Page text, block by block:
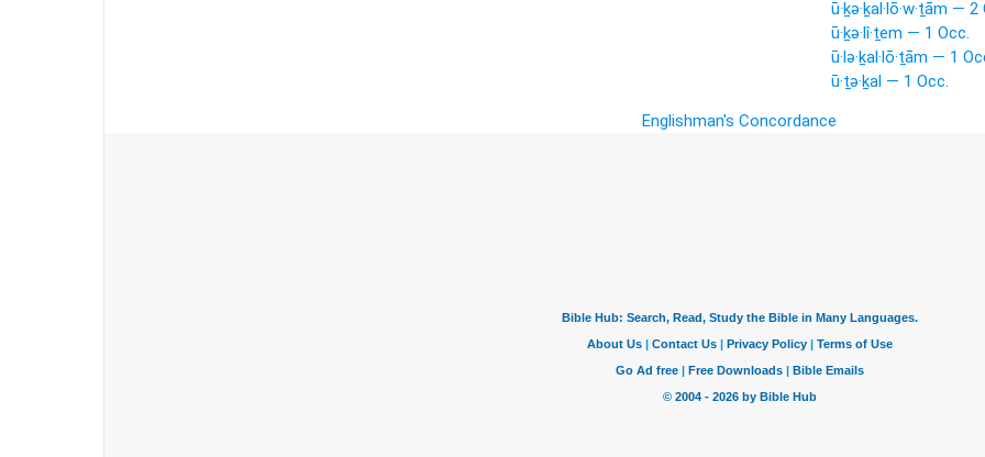
ū·ḵə·ḵal·lō·w·ṯām — 2
ū·ḵə·lî·ṯem — 1 Occ.
ū·lə·ḵal·lō·ṯām — 1
ū·ṯə·ḵal — 1 Occ.
Englishman's Concordance